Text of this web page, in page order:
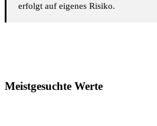
erfolgt auf eigenes Risiko.
Meistgesuchte Werte